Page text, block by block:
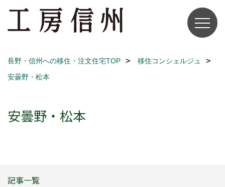
長野・信州への移住・注文住宅TOP
移住コンシェルジュ
安曇野・松本
安曇野・松本
記事一覧